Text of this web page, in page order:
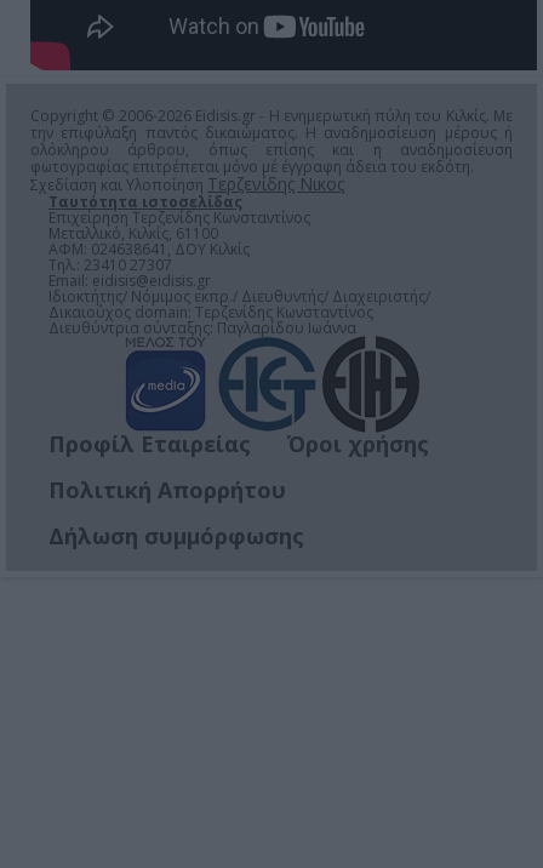
Copyright © 2006-2026 Eidisis.gr - Η ενημερωτική πύλη του Κιλκίς. Με
την επιφύλαξη παντός δικαιώματος. Η αναδημοσίευση μέρους ή
ολόκληρου άρθρου, όπως επίσης και η αναδημοσίευση
φωτογραφίας επιτρέπεται μόνο μέ έγγραφη άδεια του εκδότη.
Σχεδίαση και Υλοποίηση Τερζενίδης Νικος
Ταυτότητα ιστοσελίδας
Επιχείρηση Τερζενίδης Κωνσταντίνος
Μεταλλικό, Κιλκίς, 61100
ΑΦΜ: 024638641, ΔΟΥ Κιλκίς
Τηλ.: 23410 27307
Email: eidisis@eidisis.gr
Ιδιοκτήτης/ Νόμιμος εκπρ./ Διευθυντής/ Διαχειριστής/
Δικαιούχος domain: Τερζενίδης Κωνσταντίνος
Διευθύντρια σύνταξης: Παγλαρίδου Ιωάννα
Προφίλ Εταιρείας
Όροι χρήσης
Πολιτική Απορρήτου
Δήλωση συμμόρφωσης